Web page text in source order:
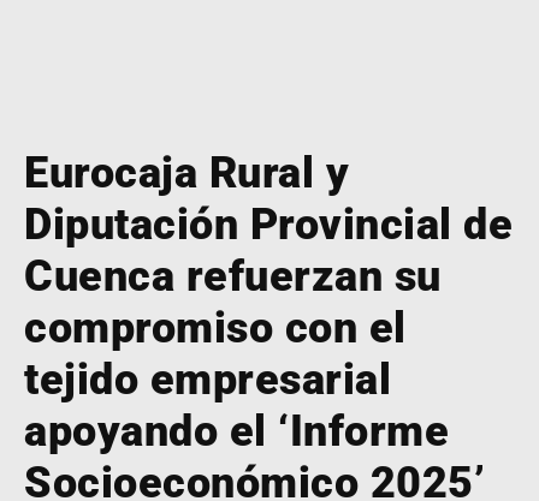
Eurocaja Rural y
Diputación Provincial de
Cuenca refuerzan su
compromiso con el
tejido empresarial
apoyando el ‘Informe
Socioeconómico 2025’